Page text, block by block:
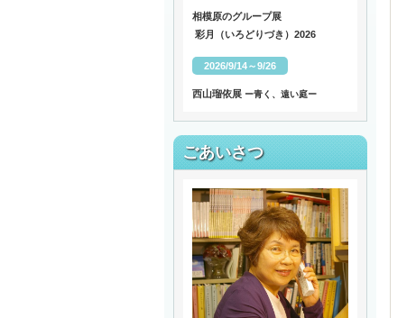
相模原のグループ展
彩月（いろどりづき）2026
2026/9/14～9/26
西山瑠依展 ー青く、遠い庭ー
ごあいさつ